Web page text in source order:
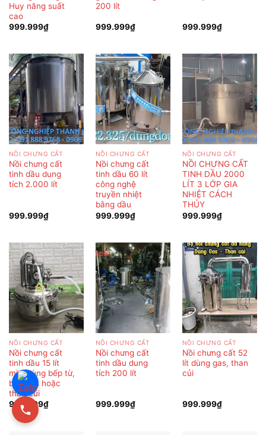
Huy năng suất
cao
999.999₫
200 lít
999.999₫ 999.999₫
NỒI CHƯNG CẤT
Nồi chưng cất
tinh dầu dung
tích 2.000 lít
999.999₫
NỒI CHƯNG CẤT
Nồi chưng cất
tinh dầu 60 lít
công nghệ
truyền nhiệt
bằng dầu
999.999₫
NỒI CHƯNG CẤT
NỒI CHƯNG CẤT
TINH DẦU 2000
LÍT 3 LỚP GIA
NHIỆT CÁCH
THỦY
999.999₫
NỒI CHƯNG CẤT
Nồi chưng cất
tinh dầu 15 lít
mini dùng bếp từ,
bếp gas hoặc
than củi
999.999₫
NỒI CHƯNG CẤT
Nồi chưng cất
tinh dầu dung
tích 200 lít
999.999₫
NỒI CHƯNG CẤT
Nồi chưng cất 52
lít dùng gas, than
củi
999.999₫